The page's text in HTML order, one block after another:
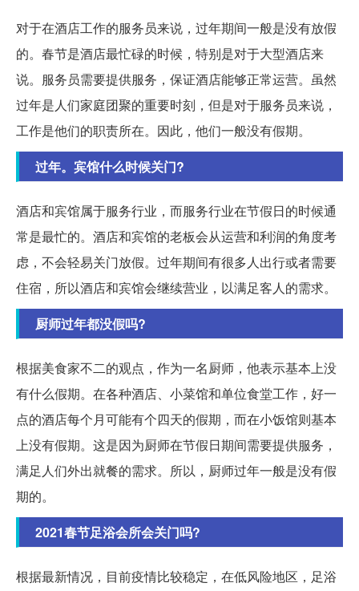
对于在酒店工作的服务员来说，过年期间一般是没有放假
的。春节是酒店最忙碌的时候，特别是对于大型酒店来
说。服务员需要提供服务，保证酒店能够正常运营。虽然
过年是人们家庭团聚的重要时刻，但是对于服务员来说，
工作是他们的职责所在。因此，他们一般没有假期。
过年。宾馆什么时候关门?
酒店和宾馆属于服务行业，而服务行业在节假日的时候通
常是最忙的。酒店和宾馆的老板会从运营和利润的角度考
虑，不会轻易关门放假。过年期间有很多人出行或者需要
住宿，所以酒店和宾馆会继续营业，以满足客人的需求。
厨师过年都没假吗?
根据美食家不二的观点，作为一名厨师，他表示基本上没
有什么假期。在各种酒店、小菜馆和单位食堂工作，好一
点的酒店每个月可能有个四天的假期，而在小饭馆则基本
上没有假期。这是因为厨师在节假日期间需要提供服务，
满足人们外出就餐的需求。所以，厨师过年一般是没有假
期的。
2021春节足浴会所会关门吗?
根据最新情况，目前疫情比较稳定，在低风险地区，足浴